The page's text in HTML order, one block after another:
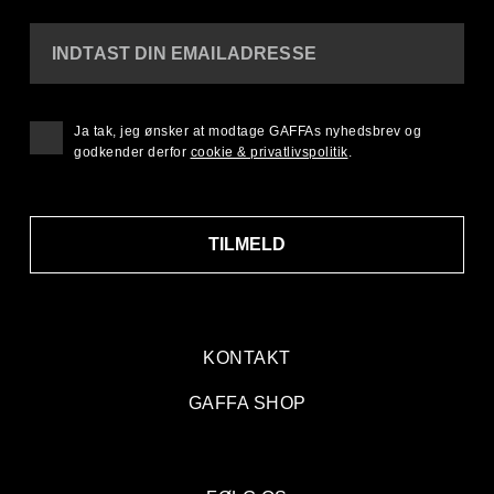
KONTAKT
GAFFA SHOP
INDTAST DIN EMAILADRESSE
TILMELD
Ja tak, jeg ønsker at modtage GAFFAs nyhedsbrev og
godkender derfor cookie & privatlivspolitik.